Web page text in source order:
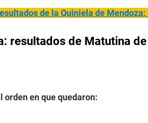
de la Quiniela de
resultados de Matutina
orden en que quedaron: